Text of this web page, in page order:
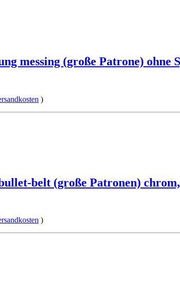
messing (große Patrone) ohne
)
belt (große Patronen)
)